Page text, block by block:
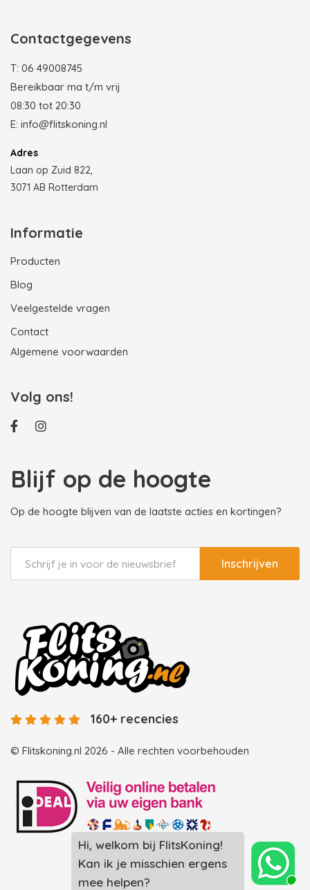
Hi, welkom bij FlitsKoning!
Kan ik je misschien ergens
mee helpen?
Contactgegevens
T: 06 49008745
Bereikbaar ma t/m vrij
08:30 tot 20:30
E: info@flitskoning.nl
Adres
Laan op Zuid 822,
3071 AB Rotterdam
Informatie
Producten
Blog
Veelgestelde vragen
Contact
Algemene voorwaarden
Volg ons!
Blijf op de hoogte
Op de hoogte blijven van de laatste acties en kortingen?
Inschrijven
© Flitskoning.nl 2026 - Alle rechten voorbehouden
160+ recencies
Landingspagina overzicht photobooths
Landingspagina overzicht videobooths
Photobooth huren in Spijkenisse